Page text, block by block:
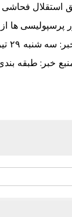
استقلال فحاشی
پرسپولیسی ها